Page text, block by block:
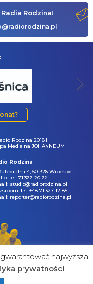
Rodzina!
Rodzina 2018 |
Medialna JOHANNEUM
Rodzina
4, 50-328 Wrocław
tel. 71 322 20 22
studio@radiorodzina.pl
tel. +48 71 327 12 85
reporter@radiorodzina.pl
najwyższa
prywatności